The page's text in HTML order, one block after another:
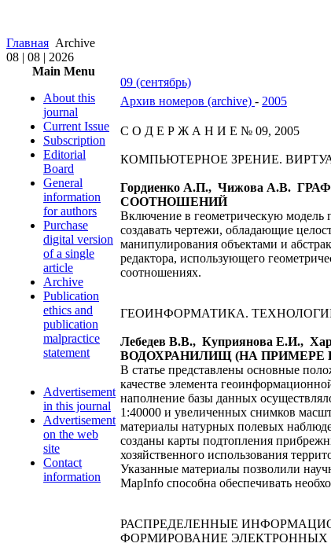
Главная Archive
08 | 08 | 2026
Main Menu
About this
journal
Current Issue
Subscription
Editorial
Board
General
information
for authors
Purchase
digital version
of a single
article
Archive
Publication
ethics and
publication
malpractice
statement
Advertisement
in this journal
Advertisement
on the web
site
Contact
information
09 (сентябрь)
Архив номеров (archive) - 2005
С О Д Е Р Ж А Н И Е № 09, 2005
КОМПЬЮТЕРНОЕ ЗРЕНИЕ.
Гордиенко А.П., Чижова А.В.
СООТНОШЕНИЙ
Включение в геометрическую модель
создавать чертежи, обладающие
манипулирования объектами и
редактора, использующего
соотношениях.
ГЕОИНФОРМАТИКА.
Лебедев В.В., Куприянова
ВОДОХРАНИЛИЩ (НА ПРИМЕРЕ
В статье представлены основные
качестве элемента
наполнение базы данных
1:40000 и увеличенных снимков
материалы натурных полевых
созданы карты подтопления
хозяйственного использования
Указанные материалы позволили
MapInfo способна обеспечивать
РАСПРЕДЕЛЕННЫЕ
ФОРМИРОВАНИЕ ЭЛЕКТРОННЫХ